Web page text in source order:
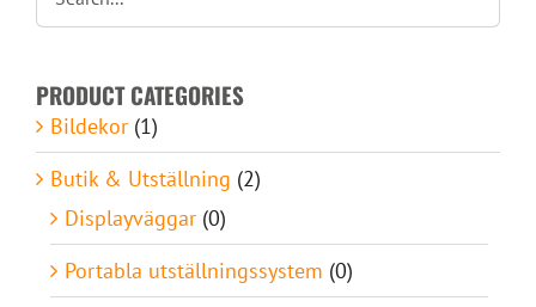
Om oss
Kontakt
PRODUCT CATEGORIES
Bildekor (1)
Butik & Utställning (2)
Displayväggar (0)
Portabla utställningssystem (0)